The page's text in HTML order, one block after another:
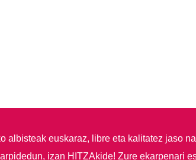
albisteak euskaraz, libre eta kalitatez jaso
izan HITZAkide! Zure ekarpenari